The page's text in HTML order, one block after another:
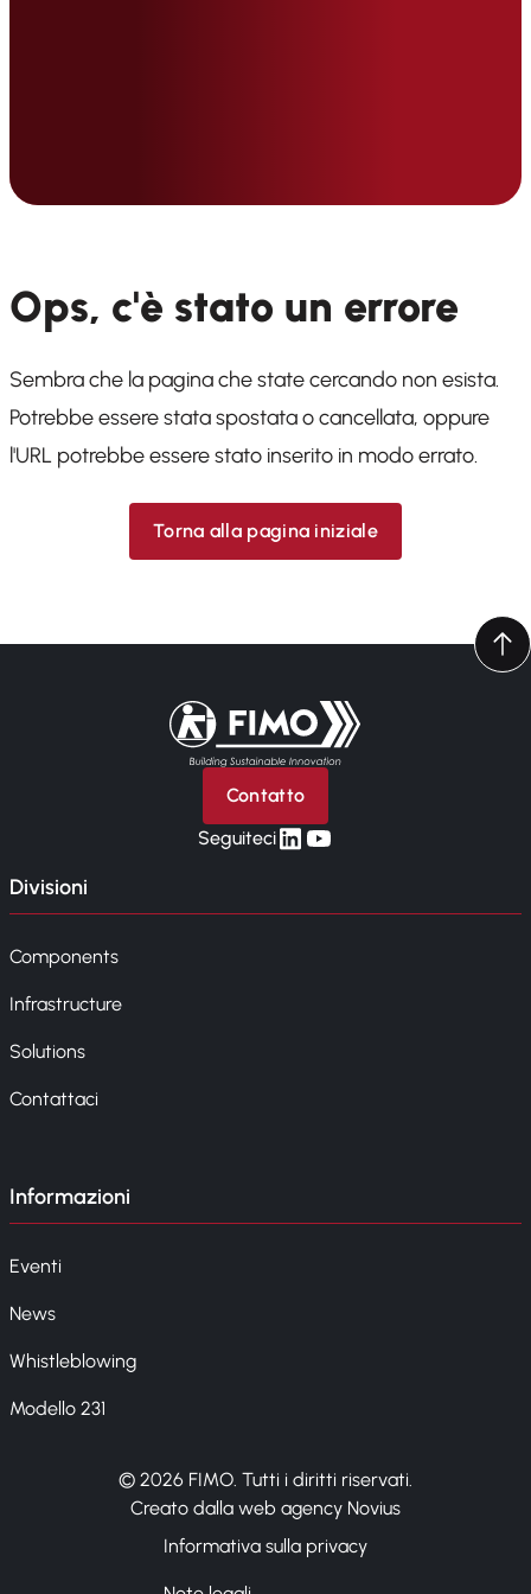
Ops, c'è stato un errore
Sembra che la pagina che state cercando non esista.
Potrebbe essere stata spostata o cancellata, oppure
l'URL potrebbe essere stato inserito in modo errato.
Torna alla pagina iniziale
Torna alla pagina iniziale
Contatto
Seguitecilinkedin
yt
Divisioni
Components
Infrastructure
Solutions
Contattaci
Informazioni
Eventi
News
Whistleblowing
Modello 231
© 2026 FIMO. Tutti i diritti riservati.
Creato dalla web agency Novius
Informativa sulla privacy